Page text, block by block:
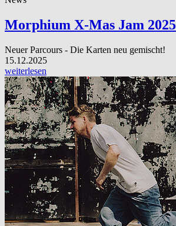
Morphium X-Mas Jam 2025
Neuer Parcours - Die Karten neu gemischt!
15.12.2025
weiterlesen